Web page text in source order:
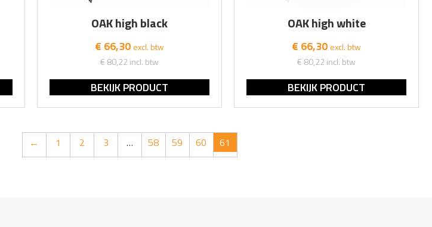
OAK high black
€ 66,30 excl. btw
€ 80,22 incl. btw
BEKIJK PRODUCT
OAK high white
€ 66,30 excl. btw
€ 80,22 incl. btw
BEKIJK PRODUCT
← 1 2 3 … 58 59 60 61